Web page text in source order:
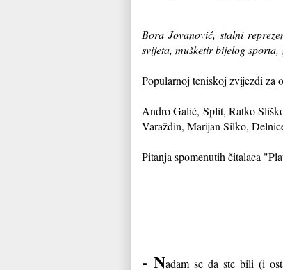
Bora Jovanović, stalni
svijeta, mušketir bijelog
Popularnoj teniskoj zvijezdi za
Andro Galić, Split, Ratko
Varaždin, Marijan Silko,
Pitanja spomenutih čitalaca
- Nadam se da ste bili (i